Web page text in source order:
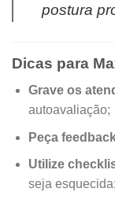
postura
Dicas para
Grave os
autoavaliação;
Peça
Utilize
seja esquecida;